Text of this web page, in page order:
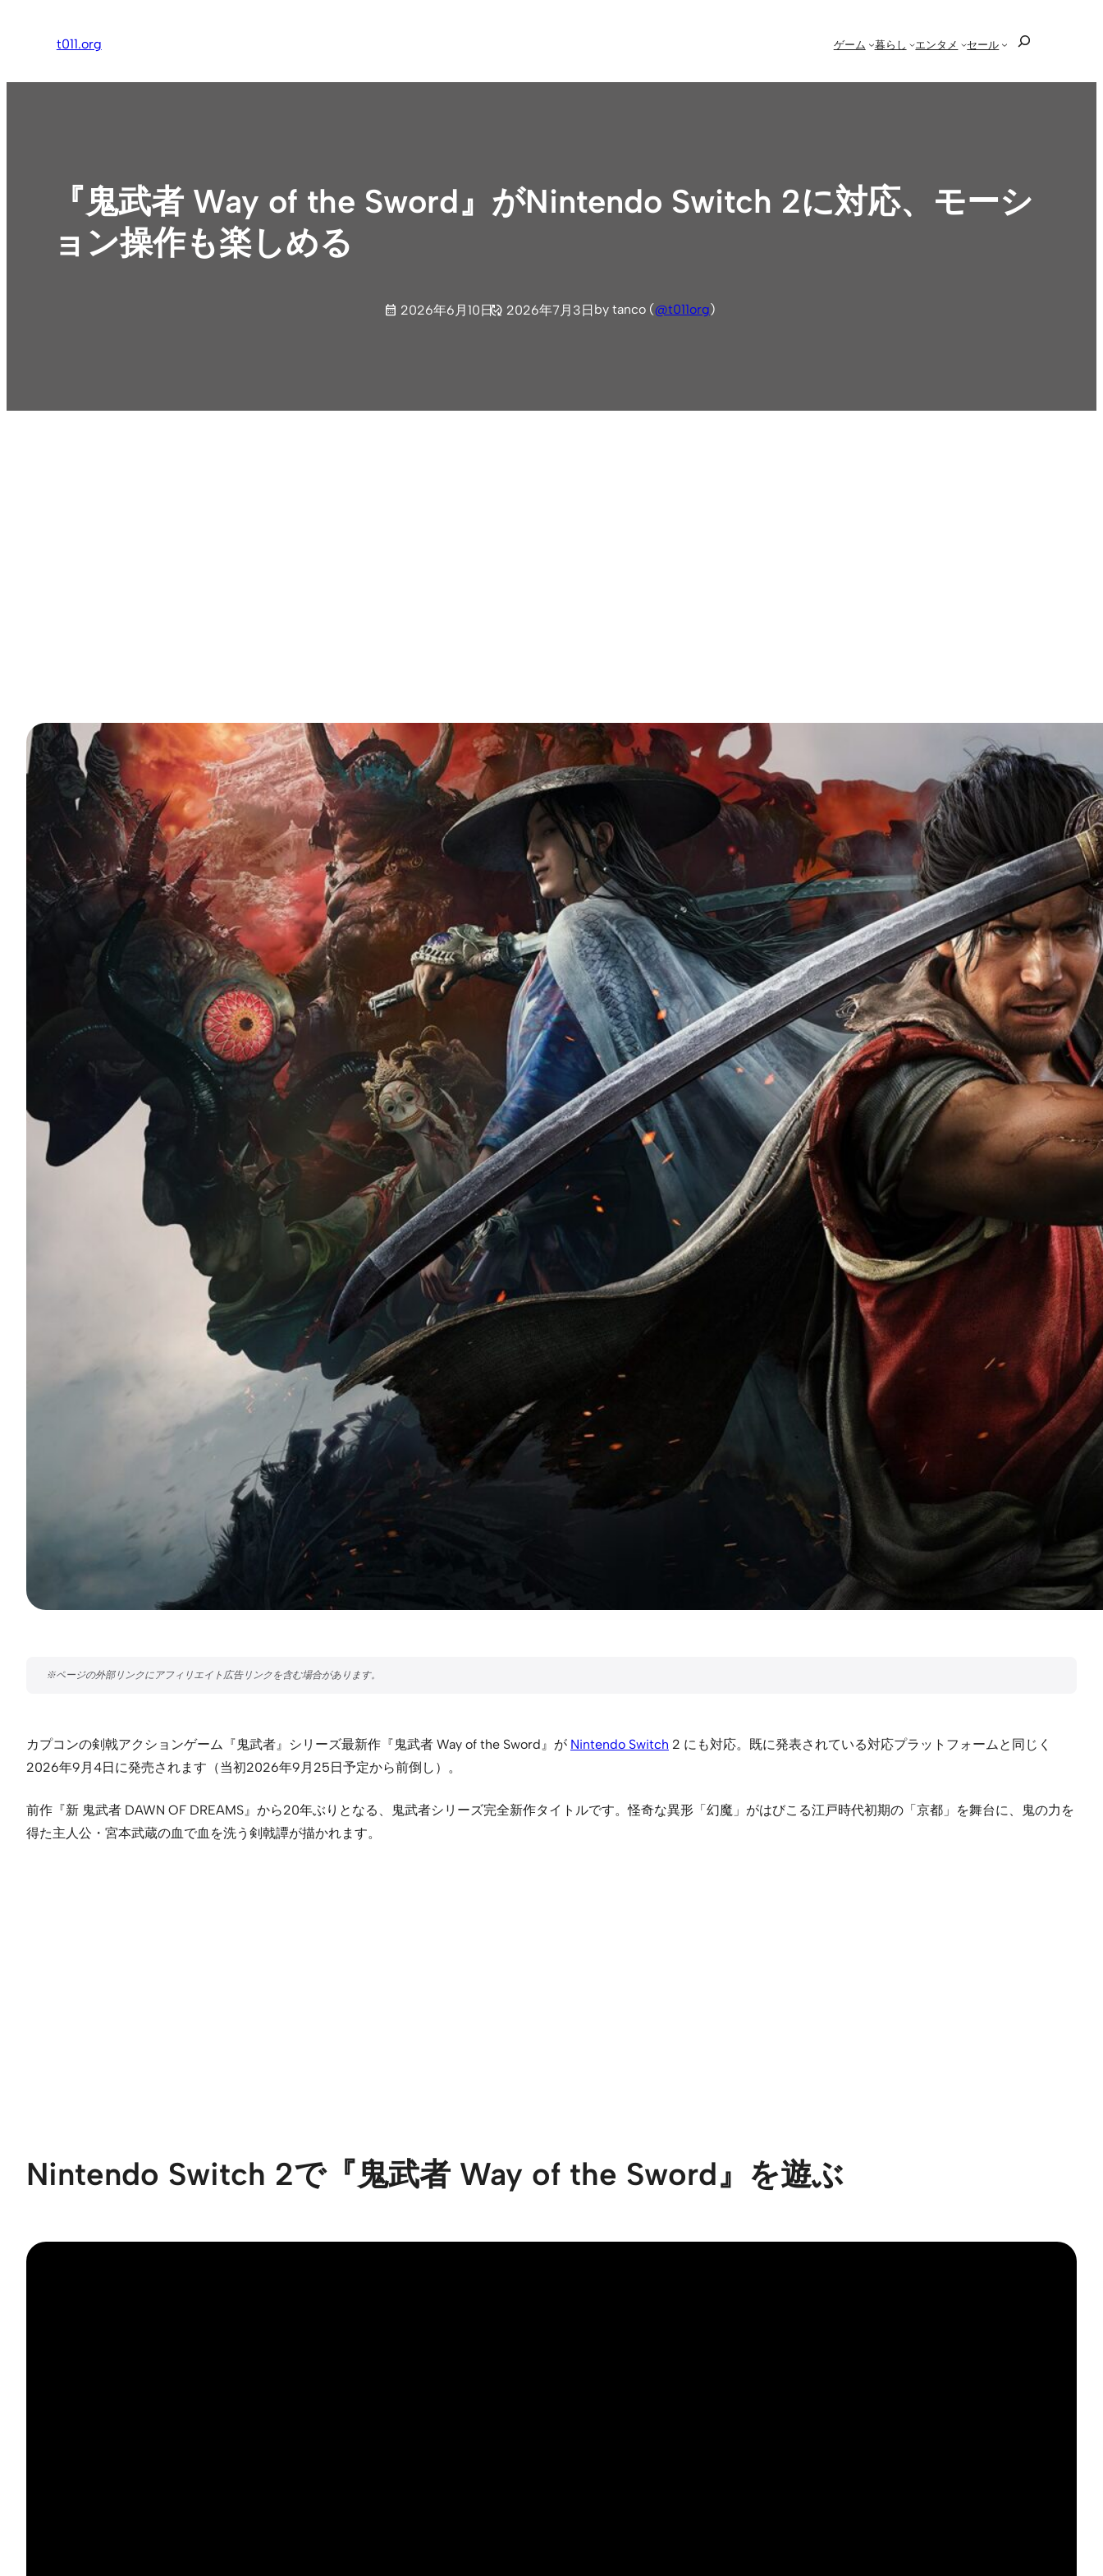
ス
t011.org ゲーム 暮らし エンタメ セール
『鬼武者 Way of the Sword』がNintendo Switch 2に対応、モーシ
ョン操作も楽しめる
2026年6月10日 2026年7月3日 by tanco (@t011org)
カプコンの剣戟アクションゲーム『鬼武者』シリーズ最新作『鬼武者 Way of the Sword』が Nintendo Switch 2 にも対応。既に発表されている対応プラットフォームと同じく
2026年9月4日に発売されます（当初2026年9月25日予定から前倒し）。
前作『新 鬼武者 DAWN OF DREAMS』から20年ぶりとなる、鬼武者シリーズ完全新作タイトルです。怪奇な異形「幻魔」がはびこる江戸時代初期の「京都」を舞台に、鬼の力を
得た主人公・宮本武蔵の血で血を洗う剣戟譚が描かれます。
Nintendo Switch 2で『鬼武者 Way of the Sword』を遊ぶ